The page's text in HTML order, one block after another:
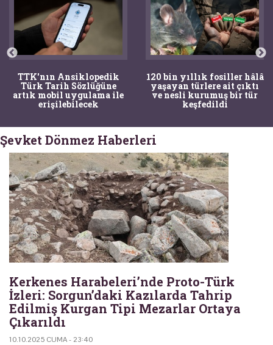
TTK'nın Ansiklopedik
Türk Tarih Sözlüğüne
artık mobil uygulama ile
erişilebilecek
120 bin yıllık fosiller hâlâ
yaşayan türlere ait çıktı
ve nesli kurumuş bir tür
keşfedildi
Şevket Dönmez Haberleri
Kerkenes Harabeleri’nde Proto-Türk
İzleri: Sorgun’daki Kazılarda Tahrip
Edilmiş Kurgan Tipi Mezarlar Ortaya
Çıkarıldı
10.10.2025 CUMA - 23:40